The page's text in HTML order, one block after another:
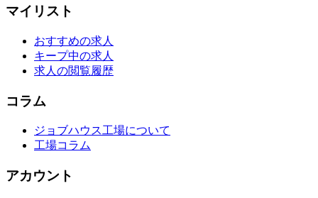
マイリスト
おすすめの求人
キープ中の求人
求人の閲覧履歴
コラム
ジョブハウス工場について
工場コラム
アカウント